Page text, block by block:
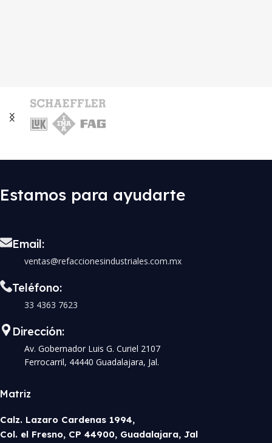
Estamos para ayudarte
Email:
ventas@refaccionesindustriales.com.mx
Teléfono:
33 4363 7623
Dirección:
Av. Gobernador Luis G. Curiel 2107
Ferrocarril, 44440 Guadalajara, Jal.
Matriz
Calz. Lazaro Cardenas 1994,
Col. el Fresno, CP 44900, Guadalajara, Jal